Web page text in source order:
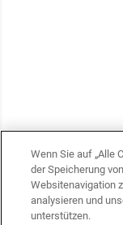
Wenn Sie auf „Alle
der Speicherung
Websitenavigation
analysieren und
unterstützen.